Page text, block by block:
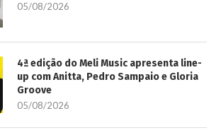
05/08/2026
4ª edição do Meli Music apresenta line-
up com Anitta, Pedro Sampaio e Gloria
Groove
05/08/2026